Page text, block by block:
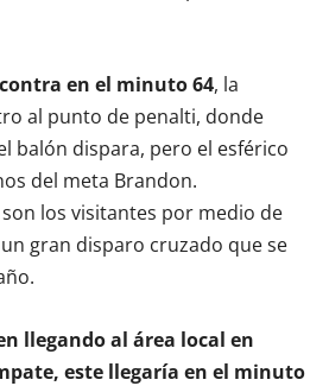
en el minuto 64, la
al punto de penalti, donde
balón dispara, pero el esférico
del meta Brandon.
los visitantes por medio de
gran disparo cruzado que se
llegando al área local en
este llegaría en el minuto